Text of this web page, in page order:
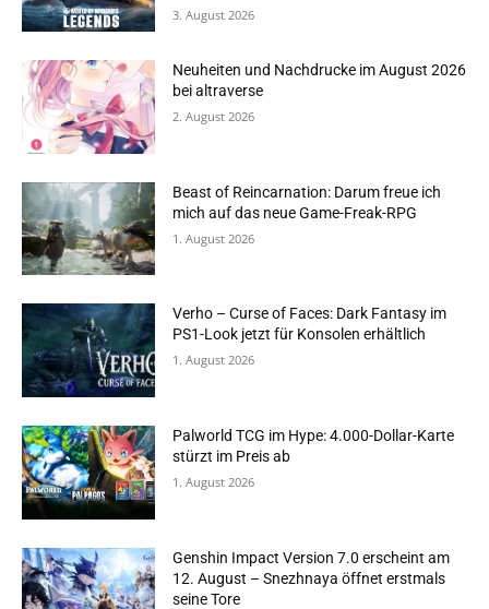
3. August 2026
Neuheiten und Nachdrucke im August 2026
bei altraverse
2. August 2026
Beast of Reincarnation: Darum freue ich
mich auf das neue Game-Freak-RPG
1. August 2026
Verho – Curse of Faces: Dark Fantasy im
PS1-Look jetzt für Konsolen erhältlich
1. August 2026
Palworld TCG im Hype: 4.000-Dollar-Karte
stürzt im Preis ab
1. August 2026
Genshin Impact Version 7.0 erscheint am
12. August – Snezhnaya öffnet erstmals
seine Tore